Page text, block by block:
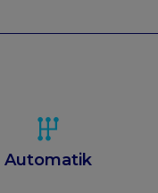
Automatik